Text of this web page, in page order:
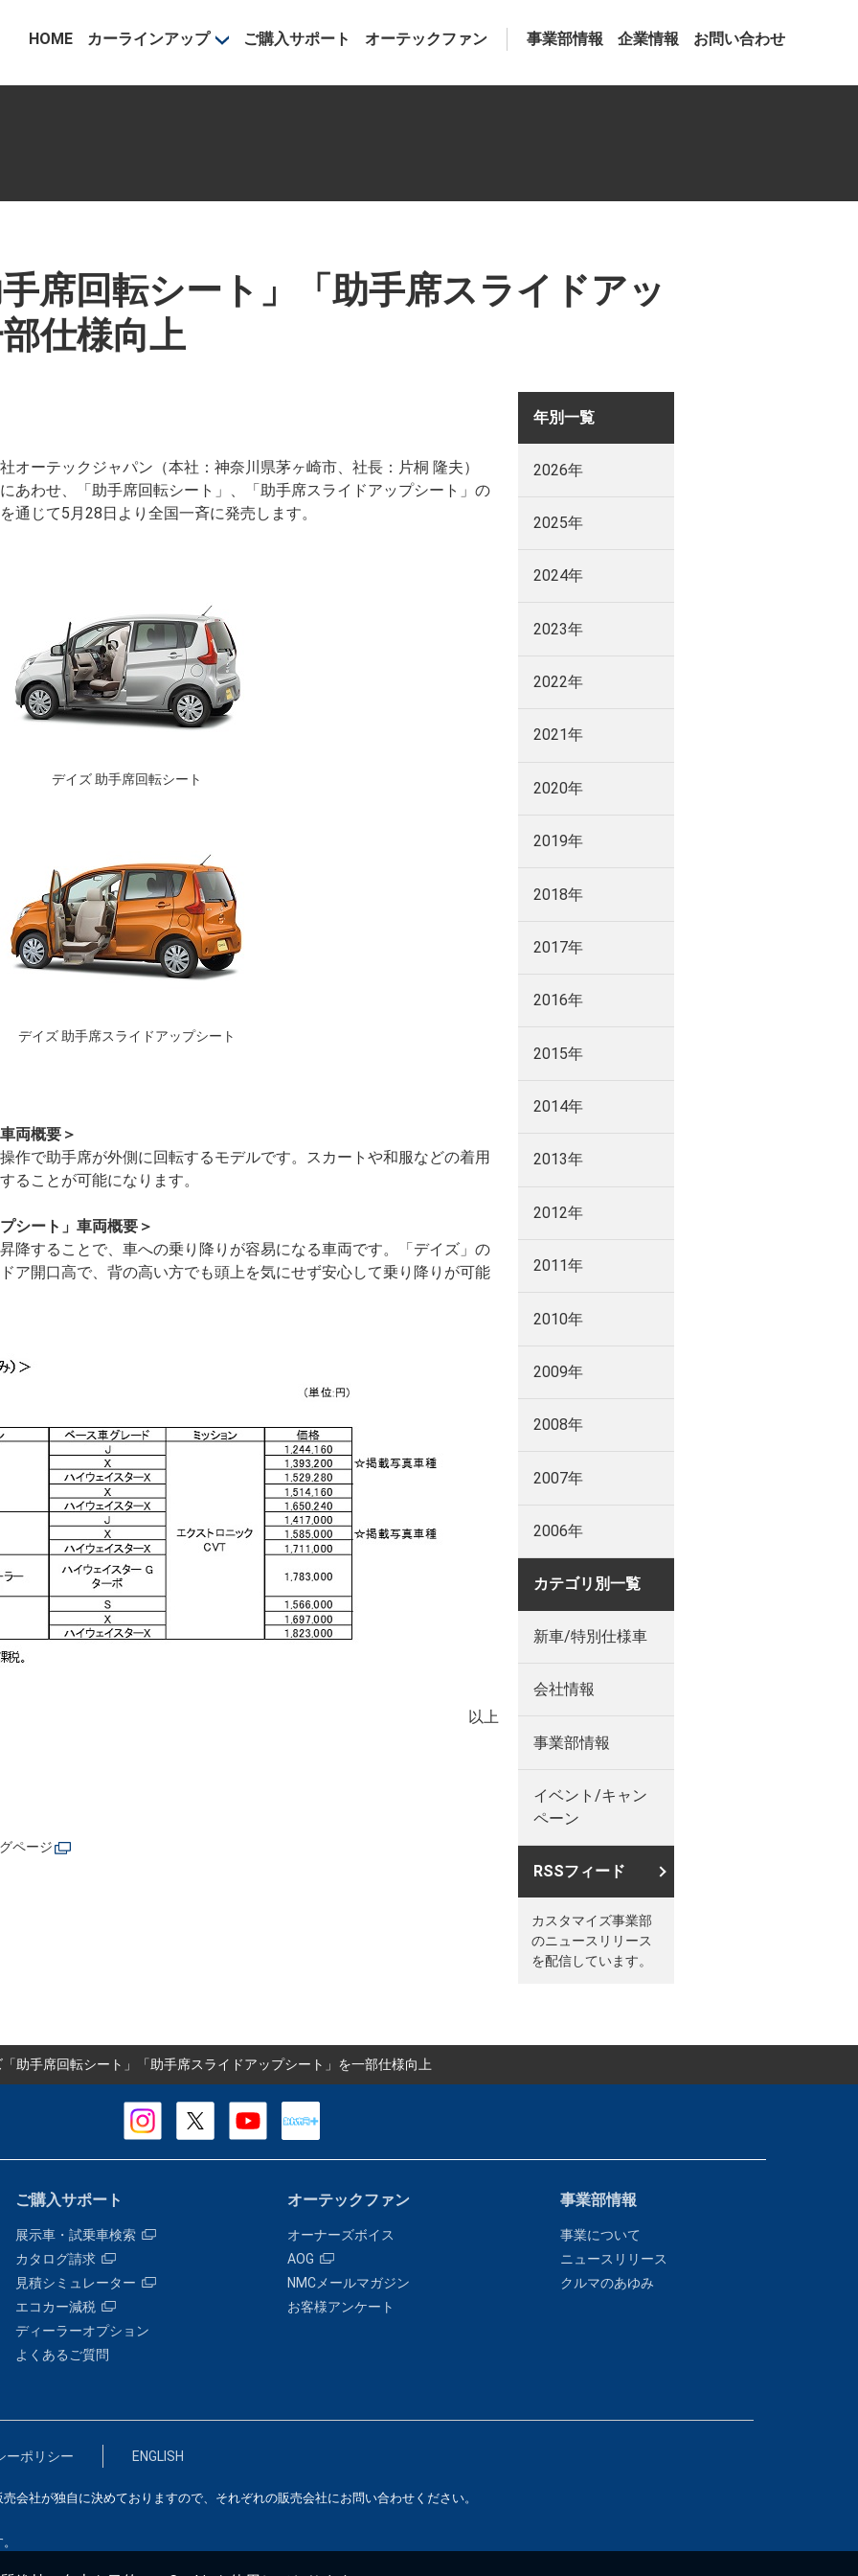
業部
HOME カーラインアップ ご購入サポート オーテックファン 事業部情報 企業情報 お問い合わせ
席回転シート」「助手席スライドアッ
仕様向上
オーテックジャパン（本社：神奈川県茅ヶ崎市、社長：片桐 隆夫）
あわせ、「助手席回転シート」、「助手席スライドアップシート」の
通じて5月28日より全国一斉に発売します。
デイズ 助手席回転シート
デイズ 助手席スライドアップシート
両概要＞
作で助手席が外側に回転するモデルです。スカートや和服などの着用
ることが可能になります。
シート」車両概要＞
降することで、車への乗り降りが容易になる車両です。「デイズ」の
ア開口高で、背の高い方でも頭上を気にせず安心して乗り降りが可能
以上
ページ
年別一覧
2026年
2025年
2024年
2023年
2022年
2021年
2020年
2019年
2018年
2017年
2016年
2015年
2014年
2013年
2012年
2011年
2010年
2009年
2008年
2007年
2006年
カテゴリ別一覧
新車/特別仕様車
会社情報
事業部情報
イベント/キャン
ペーン
RSSフィード
カスタマイズ事業部
のニュースリリース
を配信しています。
助手席回転シート」「助手席スライドアップシート」を一部仕様向上
ご購入サポート
展示車・試乗車検索
カタログ請求
見積シミュレーター
エコカー減税
ディーラーオプション
よくあるご質問
オーテックファン
オーナーズボイス
AOG
NMCメールマガジン
お客様アンケート
事業部情報
事業について
ニュースリリース
クルマのあゆみ
ーポリシー ENGLISH
会社が独自に決めておりますので、それぞれの販売会社にお問い合わせください。